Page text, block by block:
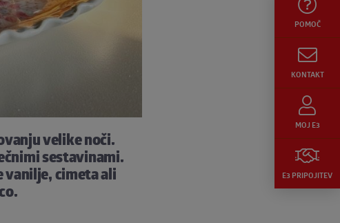
POMOČ
KONTAKT
MOJ E3
E3 PRIPOJITEV
velike noči.
sestavinami.
vanilje, cimeta ali